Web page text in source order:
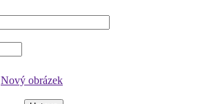
Nový obrázek